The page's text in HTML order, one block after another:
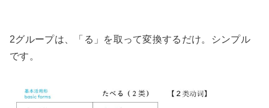
2グループは、「る」を取って変換するだけ。シンプル
です。